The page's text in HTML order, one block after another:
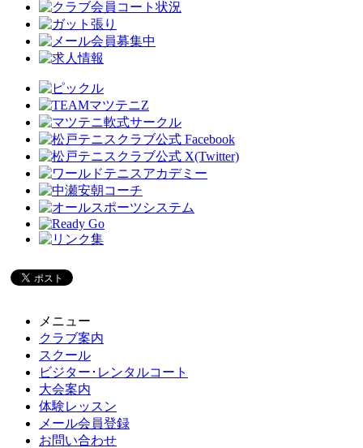
メニュー
クラブ案内
スクール
ビジター･レンタルコート
大会案内
体験レッスン
メール会員登録
お問い合わせ